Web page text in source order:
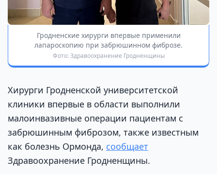
Гродненские хирурги впервые применили
лапароскопию при забрюшинном фиброзе.
Фото: Здравоохранение Гродненщины
Хирурги Гродненской университетской
клиники впервые в области выполнили
малоинвазивные операции пациентам с
забрюшинным фиброзом, также известным
как болезнь Ормонда, сообщает
Здравоохранение Гродненщины.